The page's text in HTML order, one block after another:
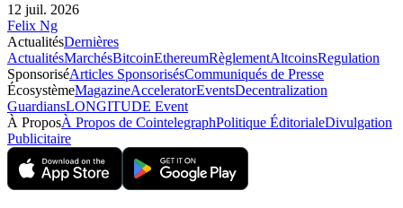
12 juil. 2026
Felix Ng
ActualitésDernières
ActualitésMarchésBitcoinEthereumRèglementAltcoinsRegulation
SponsoriséArticles SponsorisésCommuniqués de Presse
ÉcosystèmeMagazineAcceleratorEventsDecentralization
GuardiansLONGITUDE Event
À ProposÀ Propos de CointelegraphPolitique ÉditorialeDivulgation
Publicitaire